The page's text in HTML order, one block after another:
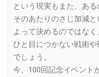
という現実もまた、ある
そのあたりのさじ加減
よって決めるのではなく
ひと目につかない戦術
でしょう。
今、100回記念イベント